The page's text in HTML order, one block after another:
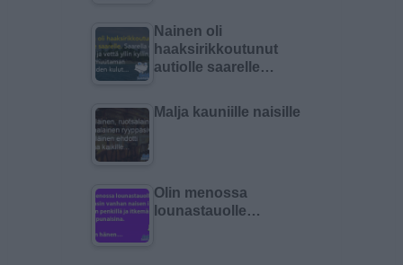
Nainen oli
haaksirikkoutunut
autiolle saarelle…
Malja kauniille naisille
Olin menossa
lounastauolle…